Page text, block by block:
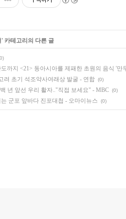
' 카테고리의 다른 글
까지 <21> 동아시아를 제패한 초원의 음식 '만
려 초기 석조약사여래상 발굴 - 연합 (0)
년 앞선 우리 활자.."직접 보세요" - MBC (0)
군포 앞바다 진포대첩 - 오마이뉴스 (0)